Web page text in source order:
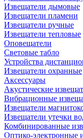
Извещатели дымовые
Извещатели пламени
Извещатели ручные
Извещатели тепловые
Оповещатели
Световые табло
Устройства
Извещатели охранные
Аксессуары
Акустические
Вибрационные
Извещатели
Извещатели утечки
Комбинированные
Оптико-электронные